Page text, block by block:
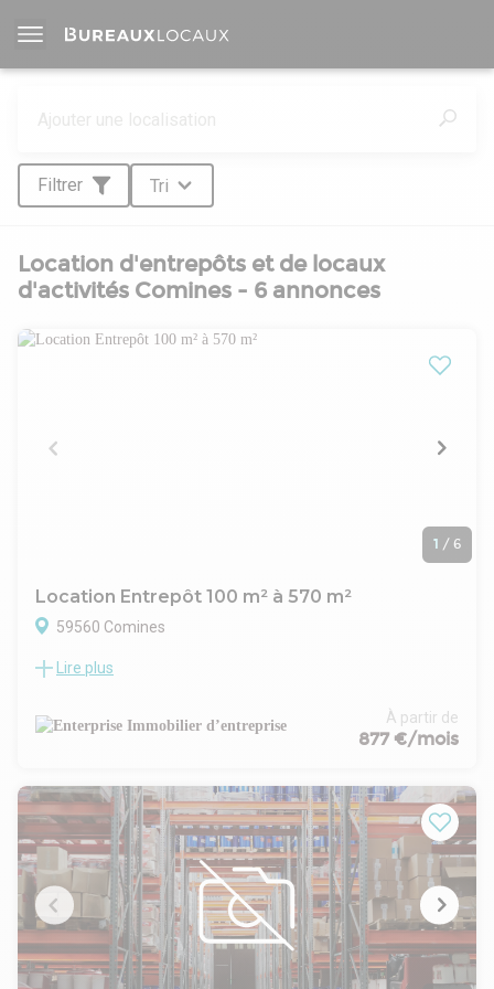
Filtrer Tri
Location d'entrepôts et de locaux
d'activités Comines - 6 annonces
1 / 6
Location Entrepôt 100 m² à 570 m²
59560 Comines
ENTERPRISE IMMOBILIER LILLE vous propose à la location un
au cœur d'une zone dynamique à proximité immédiate de
Lille Métropole et de la frontière belge.
professionnelle.
+ DESCRIPTION DU BIEN :
Surface totale : 570 m² environ
Bâtiment divisible en 3 lots indépendants
Construction récente, espaces fonctionnels et lumineux
Accès poids lourds et stationnements privatifs
Idéal pour activités artisanales, de stockage ou tertiaires
+ DÉTAIL DES LOTS DISPONIBLES :
Lot 1 – 370 m² environ
Lire plus
À partir de
877 €/mois